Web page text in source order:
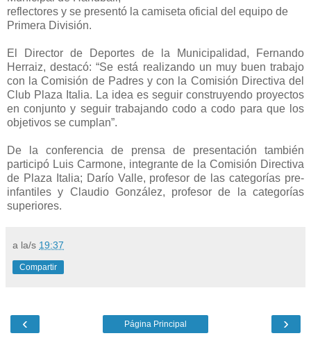
reflectores y se presentó la camiseta oficial del equipo de
Primera División.
El Director de Deportes de la Municipalidad, Fernando
Herraiz, destacó: “Se está realizando un muy buen trabajo
con la Comisión de Padres y con la Comisión Directiva del
Club Plaza Italia. La idea es seguir construyendo proyectos
en conjunto y seguir trabajando codo a codo para que los
objetivos se cumplan”.
De la conferencia de prensa de presentación también
participó Luis Carmone, integrante de la Comisión Directiva
de Plaza Italia; Darío Valle, profesor de las categorías pre-
infantiles y Claudio González, profesor de la categorías
superiores.
a la/s 19:37
Compartir
‹ ›
Página Principal